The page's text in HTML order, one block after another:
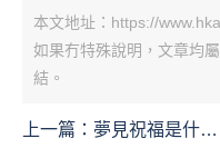
本文地址：https://
如果冇特殊說明，文章均
結。
上一篇： 夢見祝福是什麼